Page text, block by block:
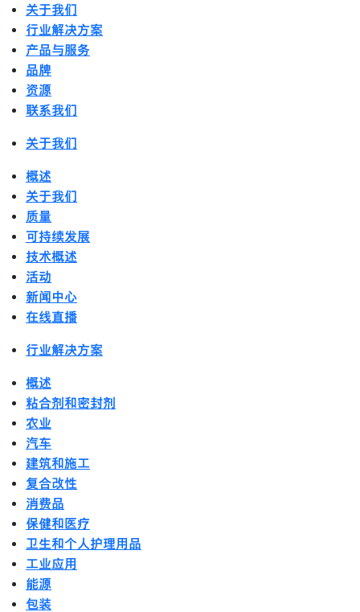
关于我们
行业解决方案
产品与服务
品牌
资源
联系我们
关于我们
概述
关于我们
质量
可持续发展
技术概述
活动
新闻中心
在线直播
行业解决方案
概述
粘合剂和密封剂
农业
汽车
建筑和施工
复合改性
消费品
保健和医疗
卫生和个人护理用品
工业应用
能源
包装